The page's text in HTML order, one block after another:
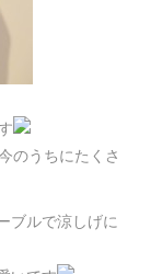
のうちにたくさ
ブルで涼しげに